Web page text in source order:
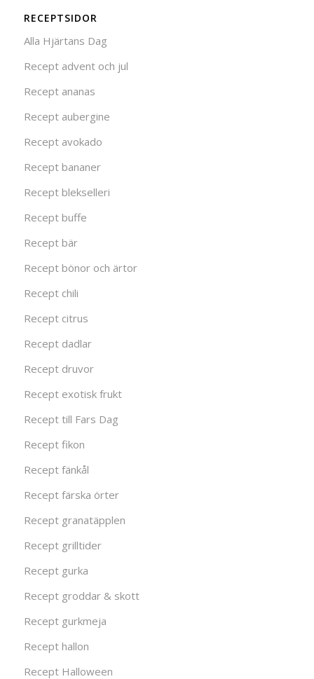
RECEPTSIDOR
Alla Hjärtans Dag
Recept advent och jul
Recept ananas
Recept aubergine
Recept avokado
Recept bananer
Recept blekselleri
Recept buffe
Recept bär
Recept bönor och ärtor
Recept chili
Recept citrus
Recept dadlar
Recept druvor
Recept exotisk frukt
Recept till Fars Dag
Recept fikon
Recept fänkål
Recept färska örter
Recept granatäpplen
Recept grilltider
Recept gurka
Recept groddar & skott
Recept gurkmeja
Recept hallon
Recept Halloween